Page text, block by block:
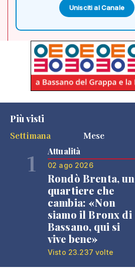
Unisciti al Canale
Più visti
Settimana
Mese
1 Attualità
02 ago 2026
Rondò Brenta, un
quartiere che
cambia: «Non
siamo il Bronx di
Bassano, qui si
vive bene»
Visto 23.237 volte